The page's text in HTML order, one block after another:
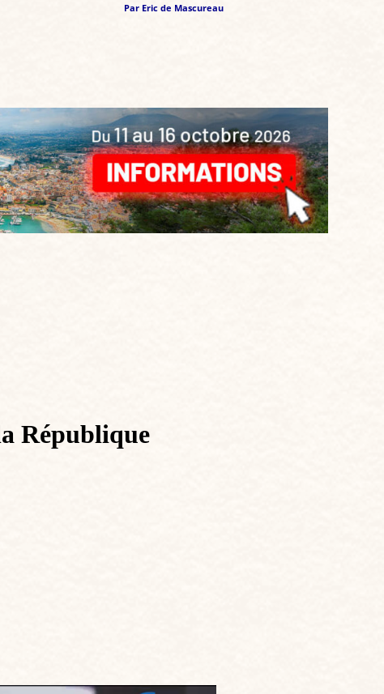
Par Eric de Mascureau
République